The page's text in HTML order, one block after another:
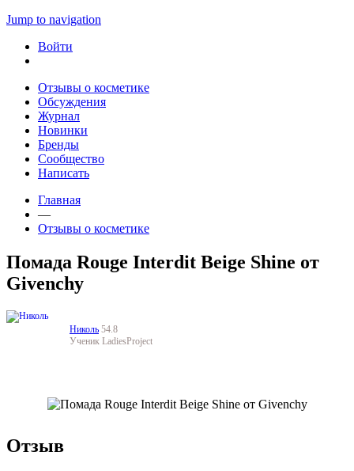
Jump to navigation
Войти
Отзывы о косметике
Обсуждения
Журнал
Новинки
Бренды
Сообщество
Написать
Главная
—
Отзывы о косметике
Помада Rouge Interdit Beige Shine от
Givenchy
Николь 54.8
Ученик LadiesProject
Отзыв